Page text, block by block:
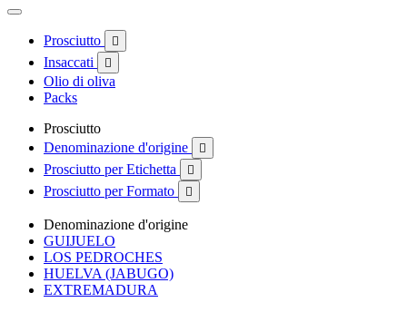
Prosciutto 
Insaccati 
Olio di oliva
Packs
Prosciutto
Denominazione d'origine

Prosciutto per Etichetta 
Prosciutto per Formato 
Denominazione d'origine
GUIJUELO
LOS PEDROCHES
HUELVA (JABUGO)
EXTREMADURA